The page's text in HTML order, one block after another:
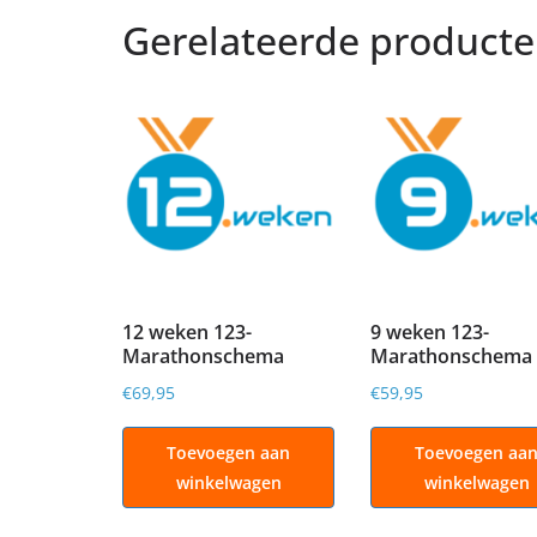
Gerelateerde
12 weken 123-
Marathonschema
€69,95
Toevoegen aan
winkelwagen
9 weken 123-
Marathonschema
€59,95
Toevoegen aan
winkelwagen